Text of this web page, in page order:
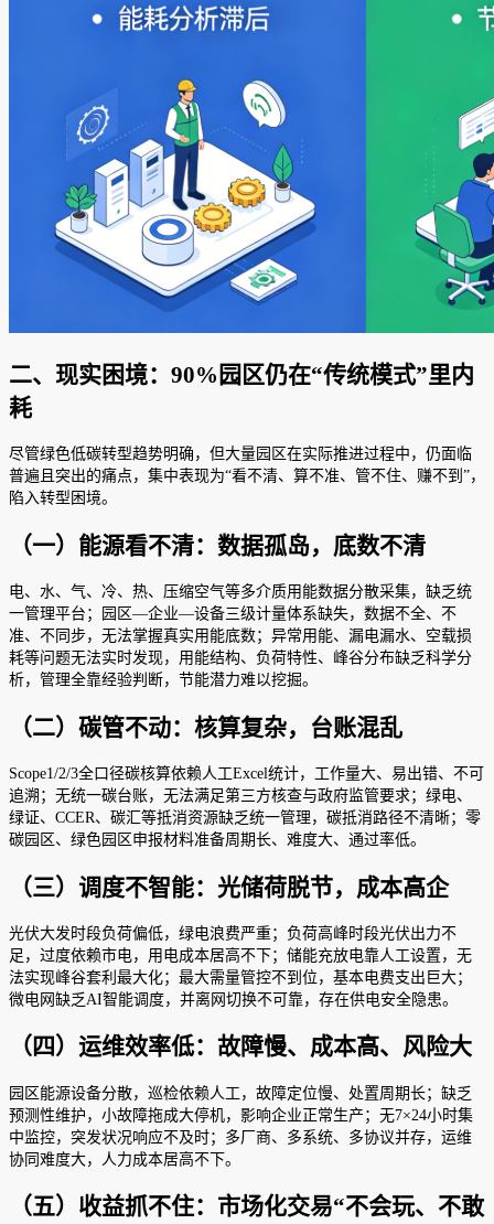
二、现实困境：90%园区仍在“传统模式”里内
耗
尽管绿色低碳转型趋势明确，但大量园区在实际推进过程中，仍面临
普遍且突出的痛点，集中表现为“看不清、算不准、管不住、赚不到”，
陷入转型困境。
（一）能源看不清：数据孤岛，底数不清
电、水、气、冷、热、压缩空气等多介质用能数据分散采集，缺乏统
一管理平台；园区—企业—设备三级计量体系缺失，数据不全、不
准、不同步，无法掌握真实用能底数；异常用能、漏电漏水、空载损
耗等问题无法实时发现，用能结构、负荷特性、峰谷分布缺乏科学分
析，管理全靠经验判断，节能潜力难以挖掘。
（二）碳管不动：核算复杂，台账混乱
Scope1/2/3全口径碳核算依赖人工Excel统计，工作量大、易出错、不可
追溯；无统一碳台账，无法满足第三方核查与政府监管要求；绿电、
绿证、CCER、碳汇等抵消资源缺乏统一管理，碳抵消路径不清晰；零
碳园区、绿色园区申报材料准备周期长、难度大、通过率低。
（三）调度不智能：光储荷脱节，成本高企
光伏大发时段负荷偏低，绿电浪费严重；负荷高峰时段光伏出力不
足，过度依赖市电，用电成本居高不下；储能充放电靠人工设置，无
法实现峰谷套利最大化；最大需量管控不到位，基本电费支出巨大；
微电网缺乏AI智能调度，并离网切换不可靠，存在供电安全隐患。
（四）运维效率低：故障慢、成本高、风险大
园区能源设备分散，巡检依赖人工，故障定位慢、处置周期长；缺乏
预测性维护，小故障拖成大停机，影响企业正常生产；无7×24小时集
中监控，突发状况响应不及时；多厂商、多系统、多协议并存，运维
协同难度大，人力成本居高不下。
（五）收益抓不住：市场化交易“不会玩、不敢